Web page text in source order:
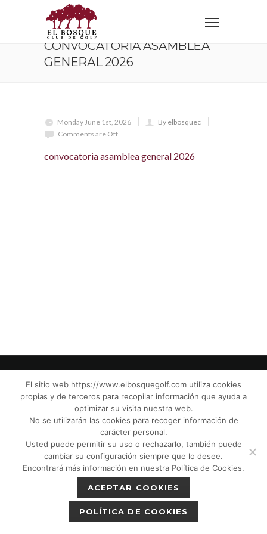
Home convocatoria asamblea general 2026
CONVOCATORIA ASAMBLEA
GENERAL 2026
Monday June 1st, 2026
By elbosquec
Comments are Off
convocatoria asamblea general 2026
© El Bosque Golf Club |Legal Notice|
Privacy Policy|Cookies Policy|Política de
devoluciones|Tic Camaras
Protection CPM”|
El sitio web https://www.elbosquegolf.com utiliza cookies
propias y de terceros para recopilar información que ayuda a
optimizar su visita nuestra web.
No se utilizarán las cookies para recoger información de
carácter personal.
Usted puede permitir su uso o rechazarlo, también puede
cambiar su configuración siempre que lo desee.
Encontrará más información en nuestra Política de Cookies.
ACEPTAR COOKIES
POLÍTICA DE COOKIES